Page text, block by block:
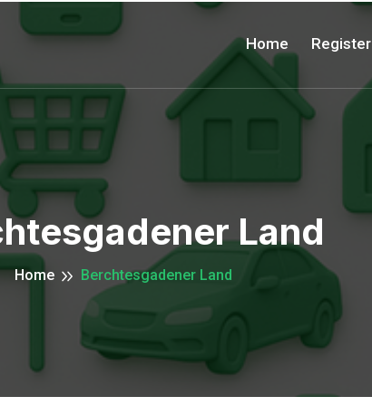
Home Register
Land
Home Berchtesgadener Land